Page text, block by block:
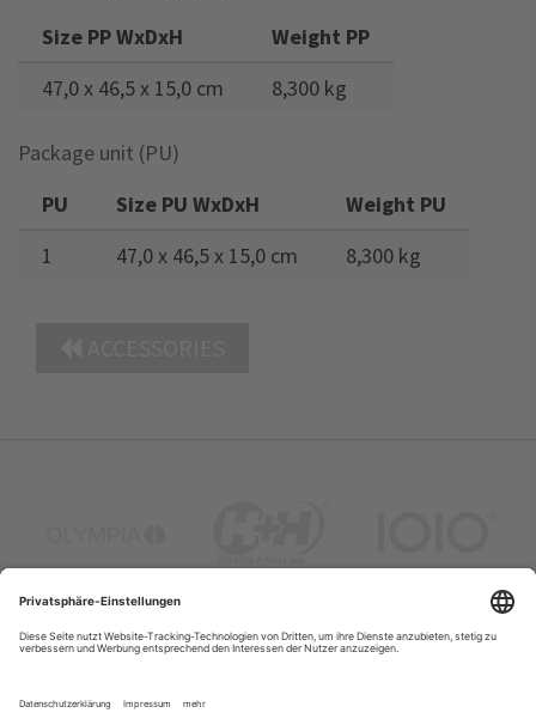
Size PP WxDxH
Weight PP
47,0 x 46,5 x 15,0 cm
8,300 kg
Package unit (PU)
PU
Size PU WxDxH
Weight PU
1
47,0 x 46,5 x 15,0 cm 8,300 kg